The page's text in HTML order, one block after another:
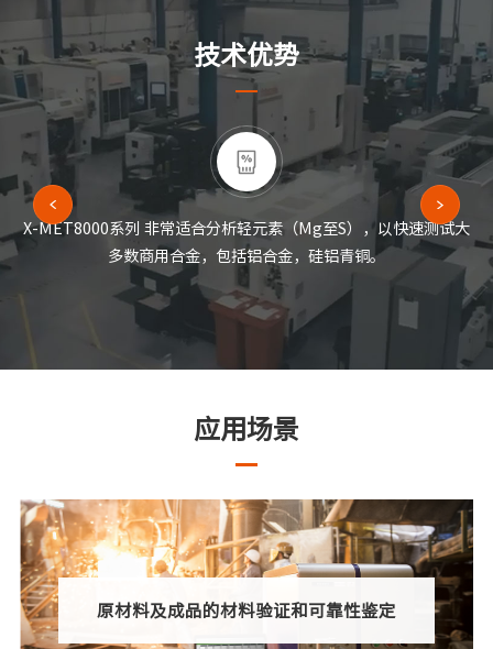
技术优势
X-MET8000系列 非常适合分析轻元素（Mg至S），以快速测试大
多数商用合金，包括铝合金，硅铝青铜。
应用场景
原材料及成品的材料验证和可靠性鉴定